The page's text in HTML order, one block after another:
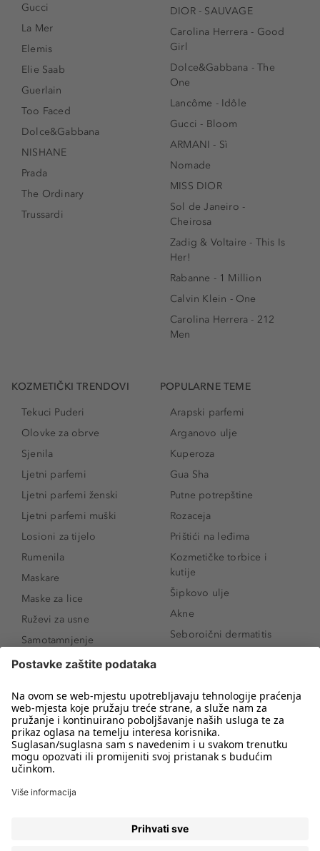
Gucci
La Mer
Elemis
Elie Saab
Guerlain
Too Faced
Dolce&Gabbana
NISHANE
Prada
The Ordinary
Trussardi
DIOR - SAUVAGE
Carolina Herrera - Good
Girl
Dolce&Gabbana - The
One
Lancôme - Idôle
Gucci - Bloom
ARMANI - Sì
Nomade
MISS DIOR
Sol de Janeiro -
Cheirosa
Zadig & Voltaire - This Is
Her!
Rabanne - 1 Million
Calvin Klein - One
Carolina Herrera - 212
Men
KOZMETIČKI TRENDOVI
Tekuci Puderi
Olovke za obrve
Sjenila
Ljetni parfemi
Ljetni parfemi ženski
Ljetni parfemi muški
Losioni za tijelo
Rumenila
Maskare
Maske za lice
Ruževi za usne
Samotamnjenje
Puderi
Proizvodi za obrve
Sunce i zaštita
Serumi za lice
Proizvodi za čišćenje lica
POPULARNE TEME
Arapski parfemi
Arganovo ulje
Kuperoza
Gua Sha
Putne potrepštine
Rozaceja
Prištići na leđima
Kozmetičke torbice i
kutije
Šipkovo ulje
Akne
Seboroični dermatitis
Novo
Koji mi parfem
odgovara?
Kako našminkati oči da
Kako ukloniti mitesere